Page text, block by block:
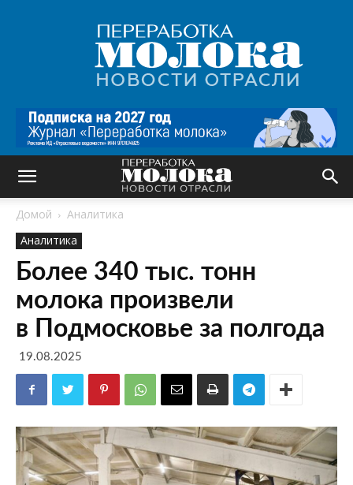
Переработка
молока
|
Новости
Домой
Аналитика
Аналитика
Более 340 тыс. тонн
молока произвели
в Подмосковье за полгода
19.08.2025